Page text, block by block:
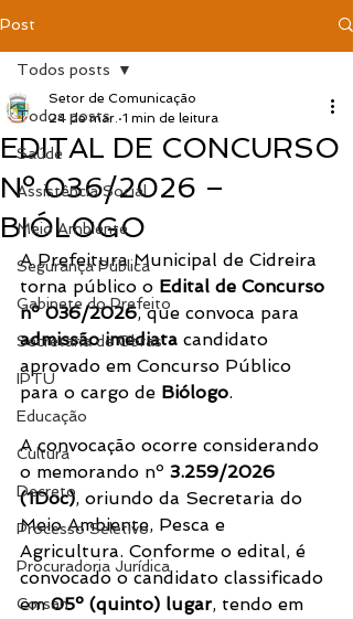
Post
Todos posts
Saúde
Assistência Social
Meio Ambiente
Segurança Pública
Gabinete do Prefeito
Secretaria de Obras
IPTU
Educação
Cultura
Decreto
Processo Seletivo
Procuradoria Jurídica
Corsan
Todos posts
EDITAL DE CONCURSO
Nº 036/2026 –
BIÓLOGO
Setor de Comunicação
24 de mar. 1 min de leitura
A Prefeitura Municipal de Cidreira
torna público o Edital de Concurso
nº 036/2026, que convoca para
admissão imediata candidato
aprovado em Concurso Público
para o cargo de Biólogo.
A convocação ocorre considerando
o memorando nº 3.259/2026
(1Doc), oriundo da Secretaria do
Meio Ambiente, Pesca e
Agricultura. Conforme o edital, é
convocado o candidato classificado
em 05º (quinto) lugar, tendo em